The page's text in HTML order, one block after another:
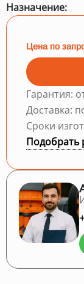
Назначение:
Цена по
Гарантия:
Доставка:
Сроки
Подобрать